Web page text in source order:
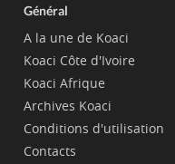
Général
A la une de Koaci
Koaci Côte d'Ivoire
Koaci Afrique
Archives Koaci
Conditions d'utilisation
Contacts